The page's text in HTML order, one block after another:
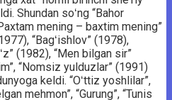
Shundan soʻng “Bahor
mening – baxtim mening”
“Bagʻishlov” (1978),
(1982), “Men bilgan sir”
“Nomsiz yulduzlar” (1991)
keldi. “Oʻttiz yoshlilar”,
mehmon”, “Gurung”, “Tunis